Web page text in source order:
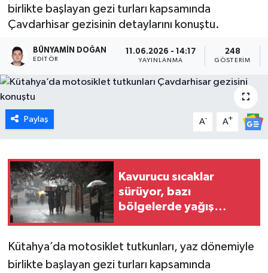
birlikte başlayan gezi turları kapsamında
Çavdarhisar gezisinin detaylarını konuştu.
BÜNYAMIN DOĞAN
EDITÖR
11.06.2026 - 14:17
YAYINLANMA
248
GÖSTERIM
Paylaş A- A+
Kavurucu sıcaklar
sürüyor, bazı
bölgelerde yağış
Kütahya’da motosiklet tutkunları, yaz dönemiyle
birlikte başlayan gezi turları kapsamında
Dumlupınar
Dünya
Foto Galeri
Gediz
Genel
Gündem